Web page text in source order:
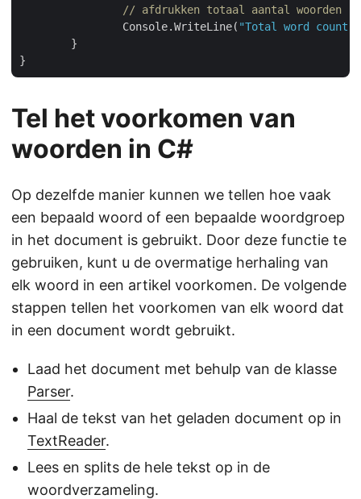
// afdrukken totaal aantal woorden
		Console.WriteLine(
"Total word
Tel het voorkomen van
woorden in C#
Op dezelfde manier kunnen we tellen hoe vaak
een bepaald woord of een bepaalde woordgroep
in het document is gebruikt. Door deze functie te
gebruiken, kunt u de overmatige herhaling van
elk woord in een artikel voorkomen. De volgende
stappen tellen het voorkomen van elk woord dat
in een document wordt gebruikt.
Laad het document met behulp van de klasse
Parser.
Haal de tekst van het geladen document op in
TextReader.
Lees en splits de hele tekst op in de
woordverzameling.